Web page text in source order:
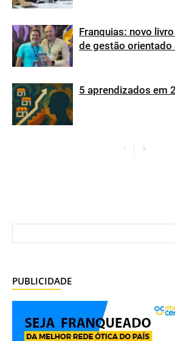
Franquias: novo
de gestão orientado
5 aprendizados em
PUBLICIDADE